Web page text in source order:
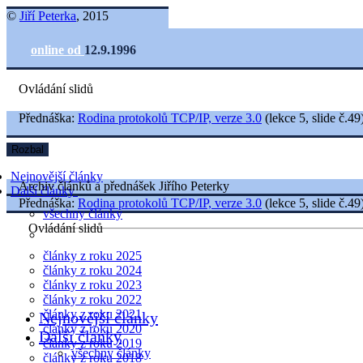
© Jiří Peterka, 2015
online od 12.9.1996
Ovládání slidů
Nejnovější články
Další články
všechny články
články z roku 2025
články z roku 2024
články z roku 2023
články z roku 2022
články z roku 2021
články z roku 2020
články z roku 2019
články z roku 2018
Přednáška: Rodina protokolů TCP/IP, verze 3.0 (lekce 5, slide
Rozbal
Archiv článků a přednášek Jiřího Peterky
Přednáška: Rodina protokolů TCP/IP, verze 3.0 (lekce 5, slide
Ovládání slidů
Nejnovější články
Další články
všechny články